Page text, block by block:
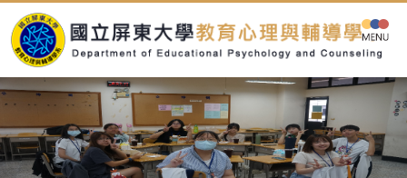
到
主
內
容
區